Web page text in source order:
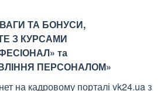
ТА БОНУСИ,
З КУРСАМИ
та
ПЕРСОНАЛОМ»
на кадровому порталі vk24.ua з